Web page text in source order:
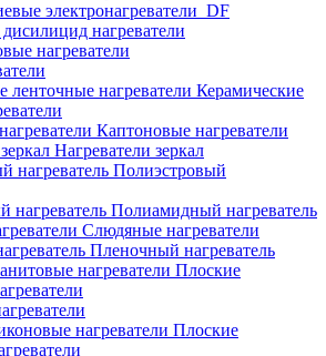
электронагреватели_DF
нагреватели
нагреватели
Керамические
Каптоновые нагреватели
Нагреватели зеркал
Полиэстровый
Полиамидный нагреватель
Слюдяные нагреватели
Пленочный нагреватель
Плоские
Плоские